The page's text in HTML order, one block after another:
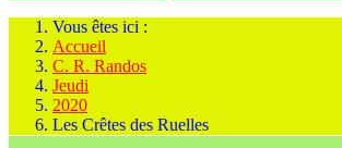
Vous êtes ici :
Accueil
C. R. Randos
Jeudi
2020
Les Crêtes des Ruelles